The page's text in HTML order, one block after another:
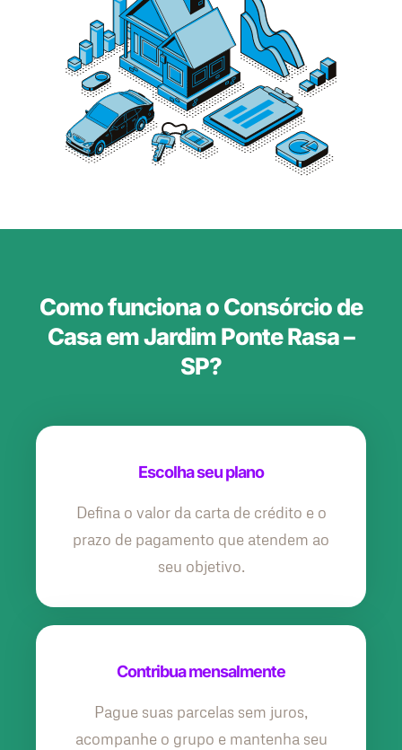
Como funciona o Consórcio de
Casa em Jardim Ponte Rasa –
SP?
Escolha seu plano
Defina o valor da carta de crédito e o
prazo de pagamento que atendem ao
seu objetivo.
Contribua mensalmente
Pague suas parcelas sem juros,
acompanhe o grupo e mantenha seu